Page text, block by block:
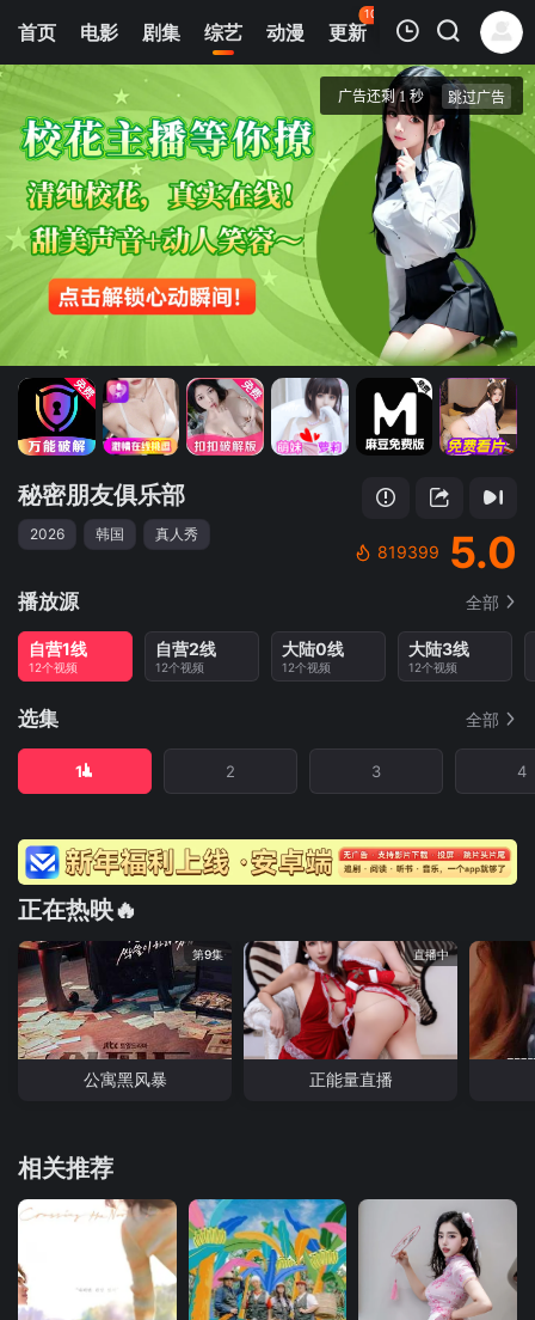
首页 电影 剧集 综艺 动漫 更新
102
热榜 APP
我的观影记录
1
秘密朋友俱乐部
清空
秘密朋友俱乐部
2026 韩国 真人秀
819399 5.0
播放源 全部
自营1线
12个视频
自营2线
12个视频
大陆0线
12个视频
大陆3线
12个视频
选集 全部
1 2 3 4
正在热映🔥
第9集
公寓黑风暴
直播中
正能量直播
相关推荐